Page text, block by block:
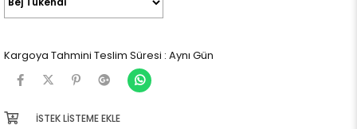
Kargoya Tahmini Teslim Süresi : Aynı Gün
İSTEK LISTEME EKLE